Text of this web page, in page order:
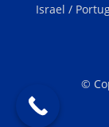
Israel /
©